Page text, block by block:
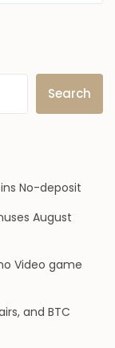
Search
No-deposit
August
Video game
and BTC